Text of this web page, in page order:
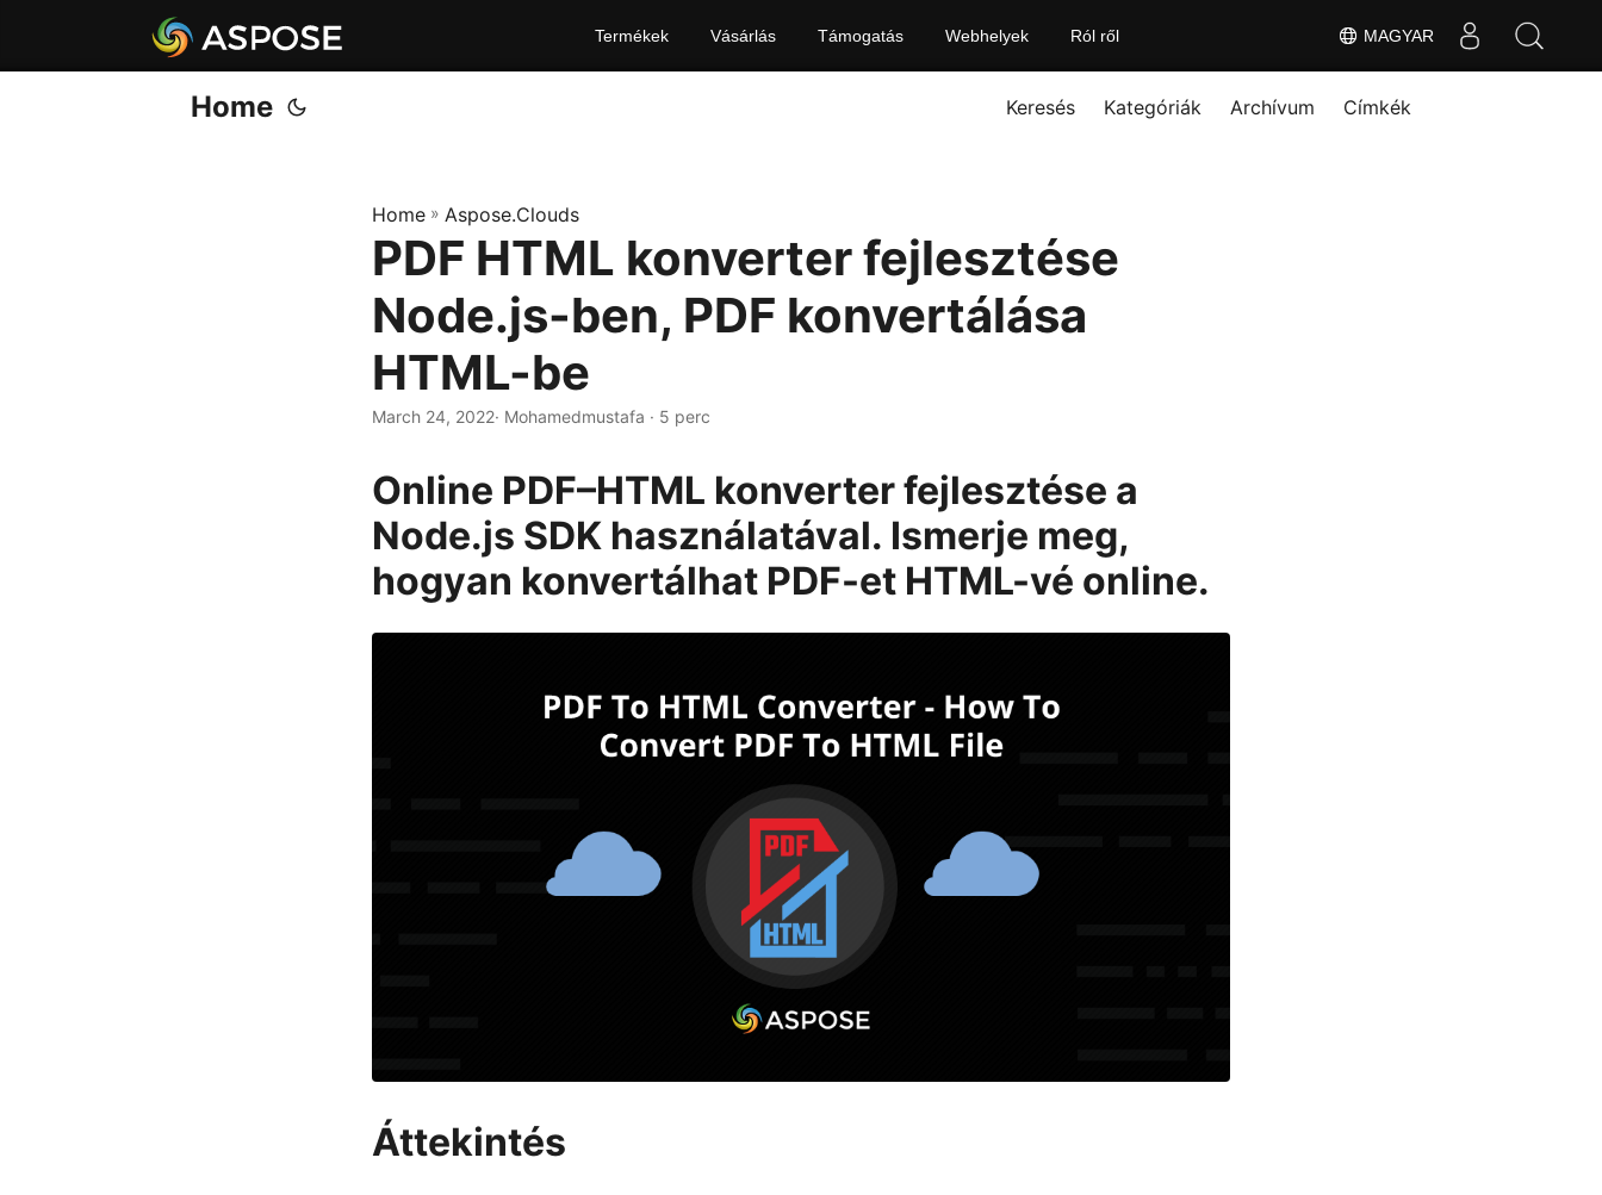
MAGYAR
Termékek Vásárlás Támogatás Webhelyek Ról ről
Home Keresés Kategóriák Archívum Címkék
Home » Aspose.Clouds
PDF HTML konverter fejlesztése
Node.js-ben, PDF konvertálása
HTML-be
March 24, 2022· Mohamedmustafa · 5 perc
Online PDF–HTML konverter fejlesztése a
Node.js SDK használatával. Ismerje meg,
hogyan konvertálhat PDF-et HTML-vé online.
Áttekintés